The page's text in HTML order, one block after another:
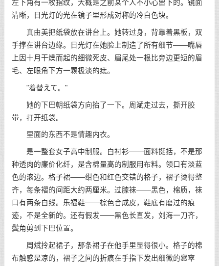
左下角有一枚指纹，大概是之前某个人不小心留下的。镜面
清晰，日光灯的光在镜子里形成对称的冷白色块。
真由美把纸袋放在讲台上。她转过身，背靠着黑板，双
手撑在讲台边缘。日光灯在她脸上制造了所有细节——嘴唇
上因十月干燥而起的细微死皮、眉尾处一根比旁边更短的眉
毛、左眼角下方一颗极淡的痣。
"着替えて。"
她的下巴朝纸袋方向抬了一下。周斌走过去，撕开胶
带，打开纸袋。
里面的东西不是情趣内衣。
是一整套女子高中制服。白衬衫——面料挺括，不是那
种透肉的廉价化纤，是含棉量高的制服用布料。领口有淡蓝
色的滚边。格子裙——绀色和红色交错的格子，褶子烫得整
齐，每条褶的间距大约两厘米。过膝袜——黑色，棉质，袜
口有两条白线。乐福鞋——棕色合成皮，鞋底有磨过的痕
迹，不是全新的。还有假发——黑色长直发，刘海一刀齐，
鬓角剪到下巴位置。
周斌拎起裙子，那条裙子在他手里显得很小。格子的棉
布触感是凉的，褶子之间的折痕在手指下发出细微的窸窣